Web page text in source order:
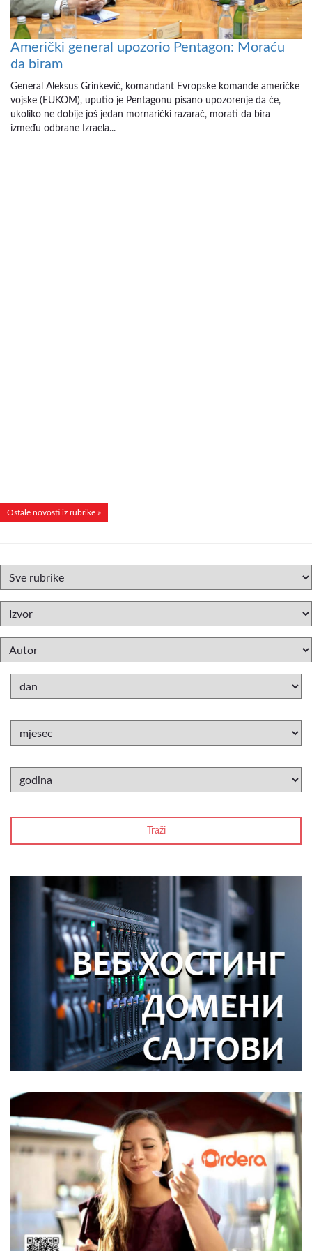
Američki general upozorio Pentagon: Moraću
da biram
General Aleksus Grinkevič, komandant Evropske komande američke
vojske (EUKOM), uputio je Pentagonu pisano upozorenje da će,
ukoliko ne dobije još jedan mornarički razarač, morati da bira
između odbrane Izraela...
Ostale novosti iz rubrike »